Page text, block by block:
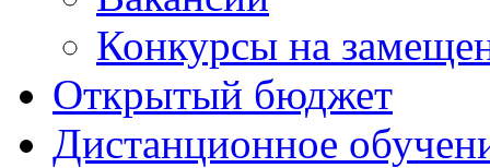
Конкурсы на
Открытый бюджет
Дистанционное